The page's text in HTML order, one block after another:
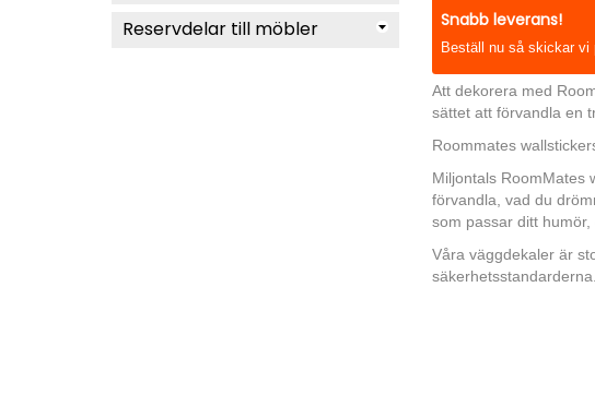
Reservdelar till möbler
Snabb leverans!
Beställ nu så skickar vi
Att dekorera med
sättet att förvandla en
Roommates
Miljontals RoomMates
förvandla, vad du
som passar ditt humör,
Våra väggdekaler är
säkerhetsstandarderna.